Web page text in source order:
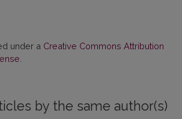
under a Creative Commons Attribution
by the same author(s)